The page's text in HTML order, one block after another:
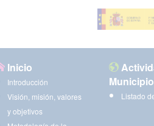
Inicio
Introducción
Visión, misión, valores
y objetivos
Listado